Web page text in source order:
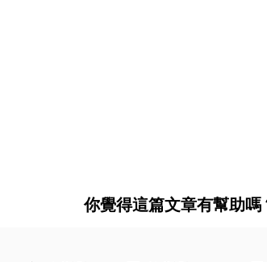
你覺得這篇文章有幫助嗎